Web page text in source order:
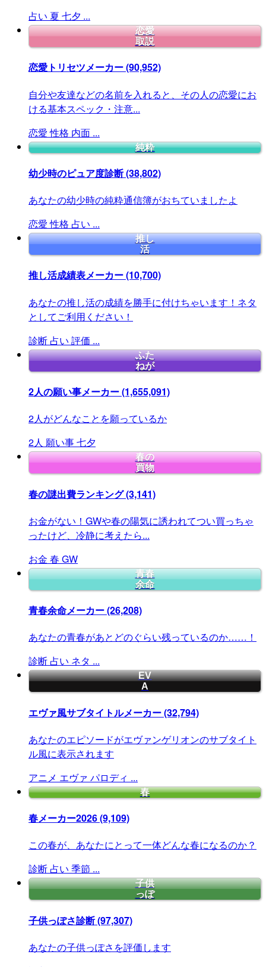
占い 夏 七夕 ...
恋愛
取説
恋愛トリセツメーカー(90,952)
自分や友達などの名前を入れると、その人の恋愛にお
ける基本スペック・注意...
恋愛 性格 内面 ...
純粋
幼少時のピュア度診断(38,802)
あなたの幼少時の純粋通信簿がおちていましたよ
恋愛 性格 占い ...
推し
活
推し活成績表メーカー(10,700)
あなたの推し活の成績を勝手に付けちゃいます！ネタ
としてご利用ください！
診断 占い 評価 ...
ふた
ねが
2人の願い事メーカー(1,655,091)
2人がどんなことを願っているか
2人 願い事七夕
春の
買物
春の謎出費ランキング(3,141)
お金がない！GWや春の陽気に誘われてつい買っちゃ
ったけど、冷静に考えたら...
お金 春 GW
青春
余命
青春余命メーカー(26,208)
あなたの青春があとどのぐらい残っているのか……！
診断 占い ネタ ...
EV
A
エヴァ風サブタイトルメーカー(32,794)
あなたのエピソードがエヴァンゲリオンのサブタイト
ル風に表示されます
アニメ エヴァ パロディ ...
春
春メーカー2026(9,109)
この春が、あなたにとって一体どんな春になるのか？
診断 占い 季節 ...
子供
っぽ
子供っぽさ診断(97,307)
あなたの子供っぽさを評価します